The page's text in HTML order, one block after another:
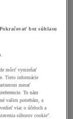
Pokračovať bez súhlasu
môcť vymieňať
Tieto informácie
merať
To nám
vašim potrebám, a
viac o účeloch a
súborov cookie".